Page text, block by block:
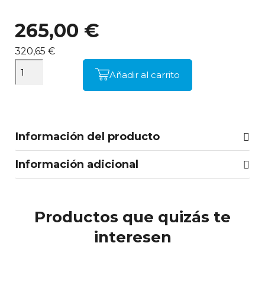
265,00 €
320,65 €
Añadir al carrito
Información del producto
Información adicional
Productos que quizás te
interesen